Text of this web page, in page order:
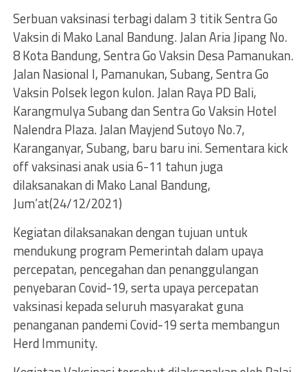
Serbuan vaksinasi terbagi dalam 3 titik Sentra Go
Vaksin di Mako Lanal Bandung. Jalan Aria Jipang No.
8 Kota Bandung, Sentra Go Vaksin Desa Pamanukan.
Jalan Nasional I, Pamanukan, Subang, Sentra Go
Vaksin Polsek legon kulon. Jalan Raya PD Bali,
Karangmulya Subang dan Sentra Go Vaksin Hotel
Nalendra Plaza. Jalan Mayjend Sutoyo No.7,
Karanganyar, Subang, baru baru ini. Sementara kick
off vaksinasi anak usia 6-11 tahun juga
dilaksanakan di Mako Lanal Bandung,
Jum’at(24/12/2021)
Kegiatan dilaksanakan dengan tujuan untuk
mendukung program Pemerintah dalam upaya
percepatan, pencegahan dan penanggulangan
penyebaran Covid-19, serta upaya percepatan
vaksinasi kepada seluruh masyarakat guna
penanganan pandemi Covid-19 serta membangun
Herd Immunity.